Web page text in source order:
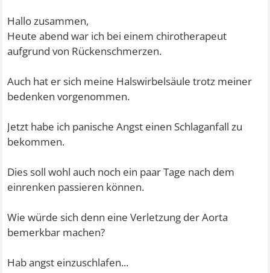
Hallo zusammen,
Heute abend war ich bei einem chirotherapeut
aufgrund von Rückenschmerzen.
Auch hat er sich meine Halswirbelsäule trotz meiner
bedenken vorgenommen.
Jetzt habe ich panische Angst einen Schlaganfall zu
bekommen.
Dies soll wohl auch noch ein paar Tage nach dem
einrenken passieren können.
Wie würde sich denn eine Verletzung der Aorta
bemerkbar machen?
Hab angst einzuschlafen...